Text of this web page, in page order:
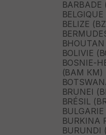
BARBADE
BELIZE
BOLIVIE
BOSNIE-
(BAM КМ)
BRUNEI
BRÉSIL
BURKINA
BURUNDI